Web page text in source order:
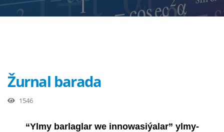
Žurnal barada
1546
“Ylmy barlaglar we innowasiýalar” ylmy-